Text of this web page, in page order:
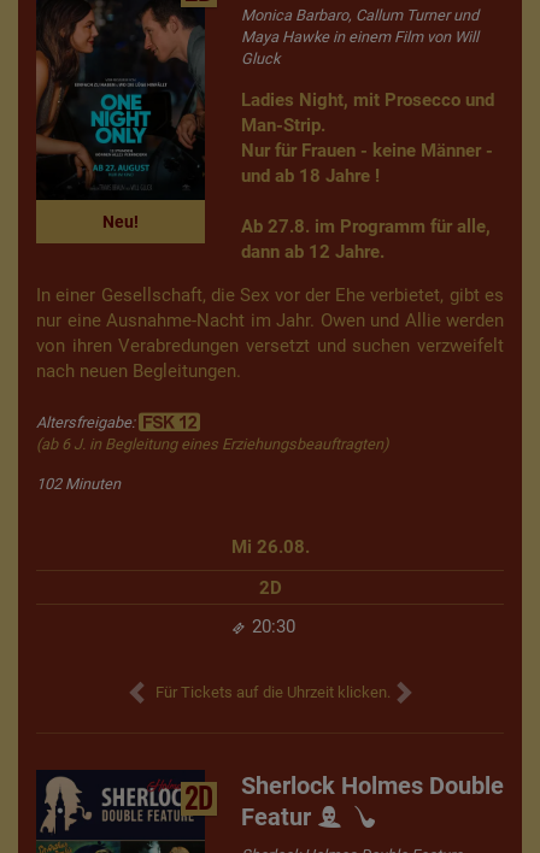
Neu!
Monica Barbaro, Callum Turner und
Maya Hawke in einem Film von Will
Gluck
Ladies Night, mit Prosecco und
Man-Strip.
Nur für Frauen - keine Männer -
und ab 18 Jahre !
Ab 27.8. im Programm für alle,
dann ab 12 Jahre.
In einer Gesellschaft, die Sex vor der Ehe verbietet, gibt es
nur eine Ausnahme-Nacht im Jahr. Owen und Allie werden
von ihren Verabredungen versetzt und suchen verzweifelt
nach neuen Begleitungen.
Altersfreigabe:
(ab 6 J. in Begleitung eines Erziehungsbeauftragten)
102 Minuten
Mi 26.08.
20:30
2D
Für Tickets auf die Uhrzeit klicken.
2D
Sherlock Holmes Double
Featur